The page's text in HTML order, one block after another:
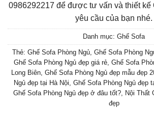
0986292217 để được tư vấn và thiết kế
yêu cầu của bạn nhé.
Danh mục: Ghế Sofa
Thẻ: Ghế Sofa Phòng Ngủ, Ghế Sofa Phòng
Ghế Sofa Phòng Ngủ đẹp giá rẻ Ghế Sofa
Long Biên Ghế Sofa Phòng Ngủ đẹp mẫu đẹp
Ngủ đẹp tại Hà Nội Ghế Sofa Phòng Ngủ đẹp
Ghế Sofa Phòng Ngủ đẹp ở đâu tốt?
Nội Thất
đẹp